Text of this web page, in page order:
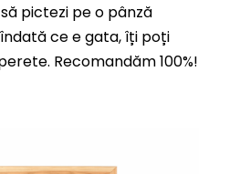
pictezi pe o pânză
ce e gata, îți poți
Recomandăm 100%!